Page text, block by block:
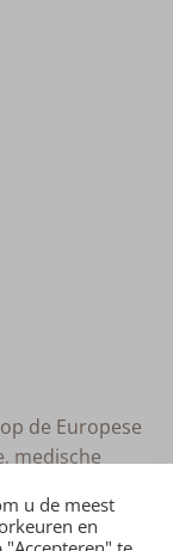
de Europese
medische
u de meest
en